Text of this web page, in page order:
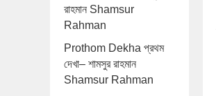
রাহমান Shamsur
Rahman
Prothom Dekha প্রথম
দেখা– শামসুর রাহমান
Shamsur Rahman